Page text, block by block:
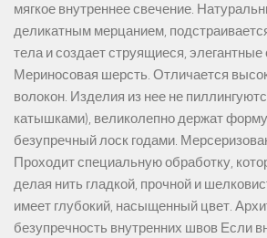
мягкое внутреннее свечение.
деликатным мерцанием,
тела и создает струящиеся, элегантные
Мериносовая шерсть. Отличается
волокон. Изделия из нее не
катышками), великолепно держат
безупречный лоск годами.
Проходит специальную обработку,
делая нить гладкой, прочной и
имеет глубокий, насыщенный цвет.
безупречность внутренних швов Если